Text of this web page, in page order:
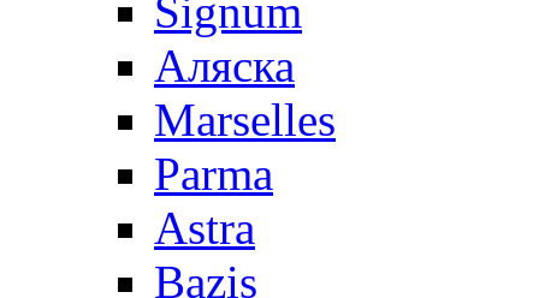
Signum
Аляска
Marselles
Parma
Astra
Bazis